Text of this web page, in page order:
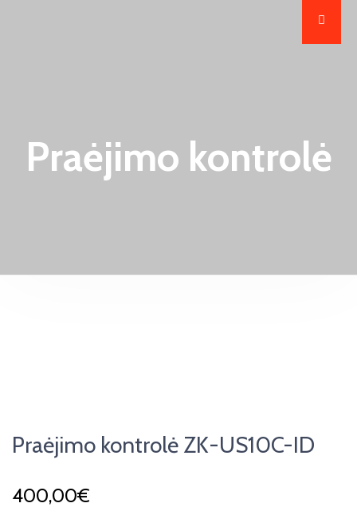
Praėjimo kontrolė
Praėjimo kontrolė ZK-US10C-ID
400,00€